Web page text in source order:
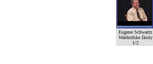
Eugene Schwartz
Waldorfske školy
1/2